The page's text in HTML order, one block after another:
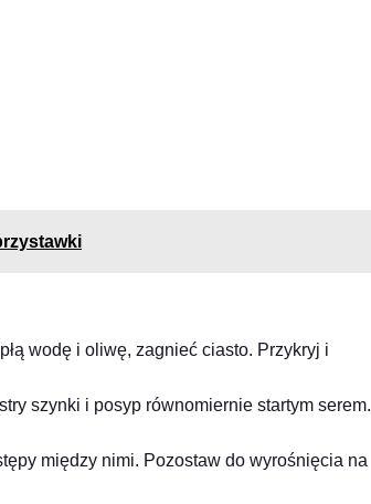
wodę i oliwę, zagnieć ciasto. Przykryj i
szynki i posyp równomiernie startym serem.
między nimi. Pozostaw do wyrośnięcia na